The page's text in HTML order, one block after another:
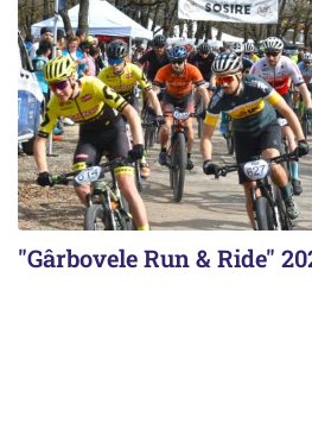
"Gârbovele Run & Ride"